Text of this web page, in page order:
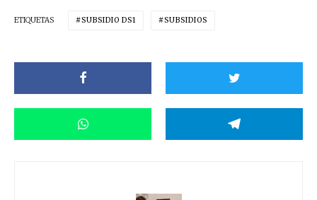
ETIQUETAS SUBSIDIO DS1 SUBSIDIOS